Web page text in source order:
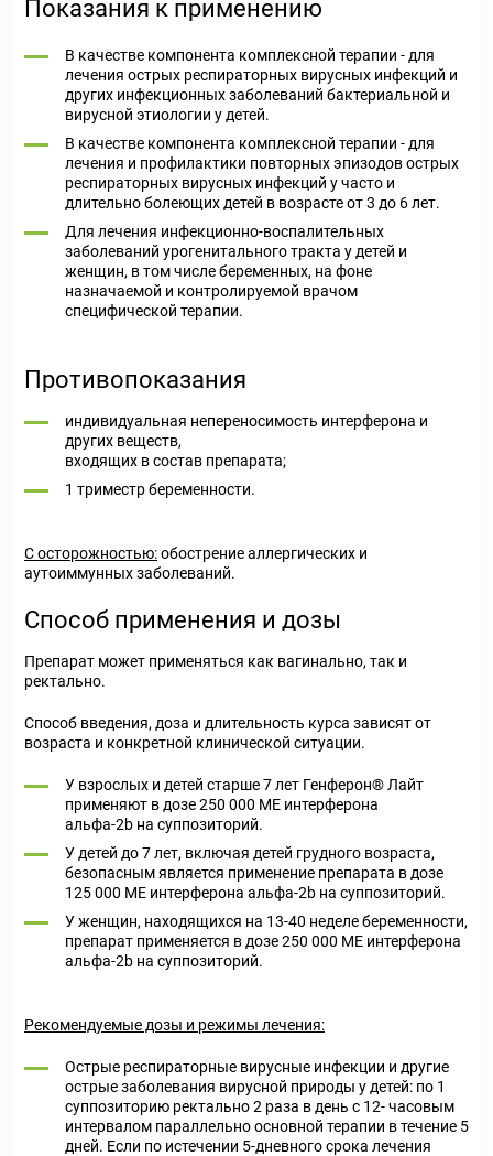
Показания к применению
В качестве компонента комплексной терапии - для
лечения острых респираторных вирусных инфекций и
других инфекционных заболеваний бактериальной и
вирусной этиологии у детей.
В качестве компонента комплексной терапии - для
лечения и профилактики повторных эпизодов острых
респираторных вирусных инфекций у часто и
длительно болеющих детей в возрасте от 3 до 6 лет.
Для лечения инфекционно-воспалительных
заболеваний урогенитального тракта у детей и
женщин, в том числе беременных, на фоне
назначаемой и контролируемой врачом
специфической терапии.
Противопоказания
индивидуальная непереносимость интерферона и
других веществ,
входящих в состав препарата;
1 триместр беременности.
С осторожностью:обострение аллергических и
аутоиммунных заболеваний.
Способ применения и дозы
Препарат может применяться как вагинально, так и
ректально.
Способ введения, доза и длительность курса зависят от
возраста и конкретной клинической ситуации.
У взрослых и детей старше 7 лет Генферон® Лайт
применяют в дозе 250 000 ME интерферона
альфа-2b на суппозиторий.
У детей до 7 лет, включая детей грудного возраста,
безопасным является применение препарата в дозе
125 000 ME интерферона альфа-2b на суппозиторий.
У женщин, находящихся на 13-40 неделе беременности,
препарат применяется в дозе 250 000 ME интерферона
альфа-2b на суппозиторий.
Рекомендуемые дозы и режимы лечения:
Острые респираторные вирусные инфекции и другие
острые заболевания вирусной природы у детей: по 1
суппозиторию ректально 2 раза в день с 12- часовым
интервалом параллельно основной терапии в течение 5
дней. Если по истечении 5-дневного срока лечения